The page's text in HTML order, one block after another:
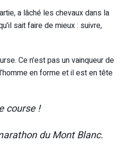
a lâché les chevaux dans la
sait faire de mieux : suivre,
Ce n’est pas un vainqueur de
en forme et il est en tête
course !
du Mont Blanc.